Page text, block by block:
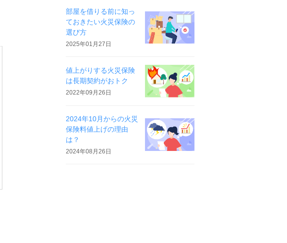
部屋を借りる前に知っ
ておきたい火災保険の
選び方
2025年01月27日
値上がりする火災保険
は長期契約がおトク
2022年09月26日
2024年10月からの火災
保険料値上げの理由
は？
2024年08月26日